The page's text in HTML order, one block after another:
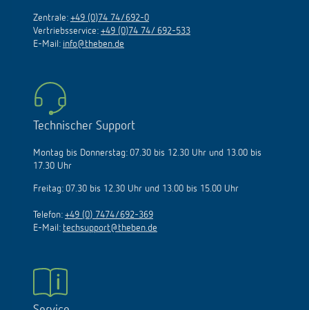
Zentrale: +49 (0)74 74/692-0
Vertriebsservice: +49 (0)74 74/ 692-533
E-Mail: info@theben.de
Technischer Support
Montag bis Donnerstag: 07.30 bis 12.30 Uhr und 13.00 bis
17.30 Uhr
Freitag: 07.30 bis 12.30 Uhr und 13.00 bis 15.00 Uhr
Telefon: +49 (0) 7474/692-369
E-Mail: techsupport@theben.de